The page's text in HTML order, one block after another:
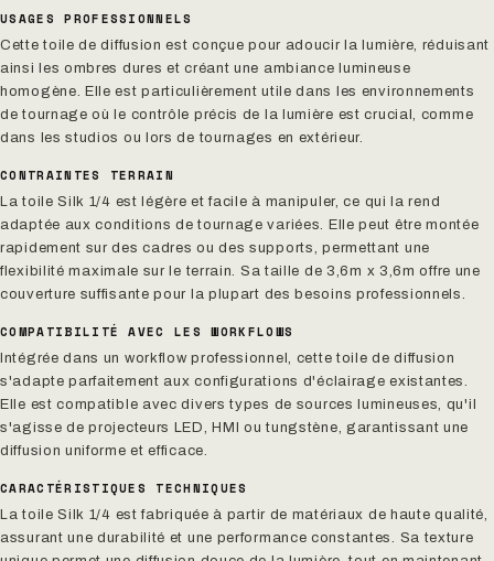
USAGES PROFESSIONNELS
Cette toile de diffusion est conçue pour adoucir la lumière, réduisant
ainsi les ombres dures et créant une ambiance lumineuse
homogène. Elle est particulièrement utile dans les environnements
de tournage où le contrôle précis de la lumière est crucial, comme
dans les studios ou lors de tournages en extérieur.
CONTRAINTES TERRAIN
La toile Silk 1/4 est légère et facile à manipuler, ce qui la rend
adaptée aux conditions de tournage variées. Elle peut être montée
rapidement sur des cadres ou des supports, permettant une
flexibilité maximale sur le terrain. Sa taille de 3,6m x 3,6m offre une
couverture suffisante pour la plupart des besoins professionnels.
COMPATIBILITÉ AVEC LES WORKFLOWS
Intégrée dans un workflow professionnel, cette toile de diffusion
s'adapte parfaitement aux configurations d'éclairage existantes.
Elle est compatible avec divers types de sources lumineuses, qu'il
s'agisse de projecteurs LED, HMI ou tungstène, garantissant une
diffusion uniforme et efficace.
CARACTÉRISTIQUES TECHNIQUES
La toile Silk 1/4 est fabriquée à partir de matériaux de haute qualité,
assurant une durabilité et une performance constantes. Sa texture